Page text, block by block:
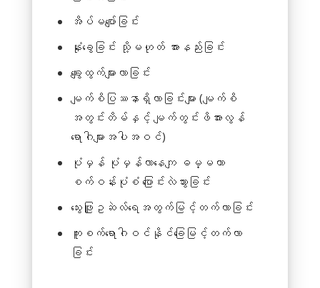
အိပ်မပျော်ခြင်း
နုံးခွေခြင်း သို့မဟုတ် အားနည်းခြင်း
ချွေးထွက်များလာခြင်း
မျက်စိပြဿနာရှိလာခြင်းများ (မျက်စိ
အတွင်းတိမ်နှင့် မျက်တွင်းဖိအားလွန်
ရောဂါများအပါအဝင်)
ပုံမှန် ပုံမှန်လာနေကျ ဓမ္မတာ
စက်ဝန်းပုံစံ ပြောင်းလဲသွားခြင်း
သွေးဖြူဥဆဲလ်ရေအတွက်မြင့်တက်လာခြင်း
ကူးစက်ရောဂါဝင်နိုင်ခြေမြင့်တက်လာ
ခြင်း